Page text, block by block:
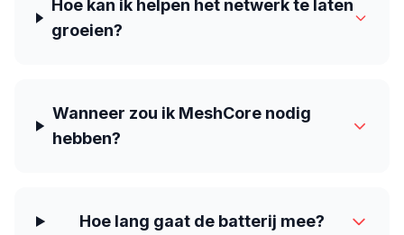
Hoe kan ik helpen het netwerk te laten
groeien?
Wanneer zou ik MeshCore nodig
hebben?
Hoe lang gaat de batterij mee?